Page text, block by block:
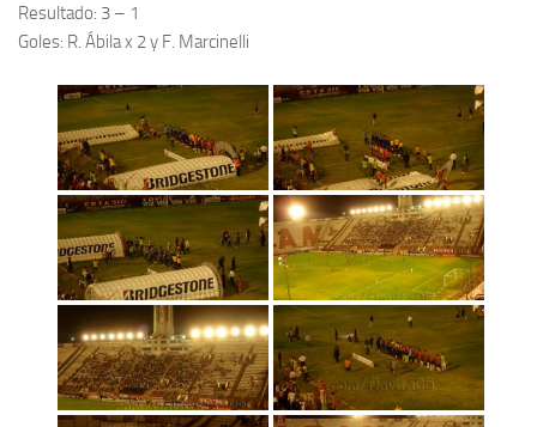
Resultado: 3 – 1
Goles: R. Ábila x 2 y F. Marcinelli